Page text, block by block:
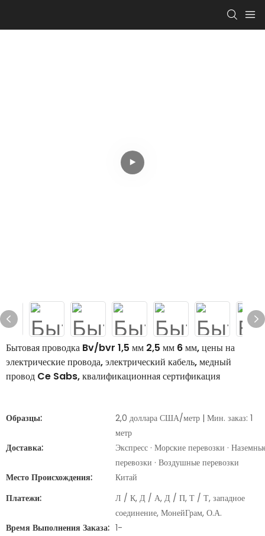
Бытовая проводка Bv/bvr 1,5 мм 2,5 мм 6 мм, цены на
электрические провода, электрический кабель, медный
провод Ce Sabs, квалификационная сертификация
Образцы:
2,0 доллара США/метр | Мин. заказ: 1
метр
Доставка:
Экспресс · Морские перевозки ·
перевозки · Воздушные перевозки
Место Происхождения:
Китай
Платежи:
Л / К, Д / А, Д / П, Т / Т, западное
соединение, МонейГрам, О.А.
Время Выполнения Заказа: 1-